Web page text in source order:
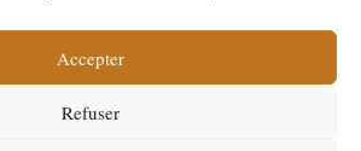
Accepter
Refuser
cookies (UE)